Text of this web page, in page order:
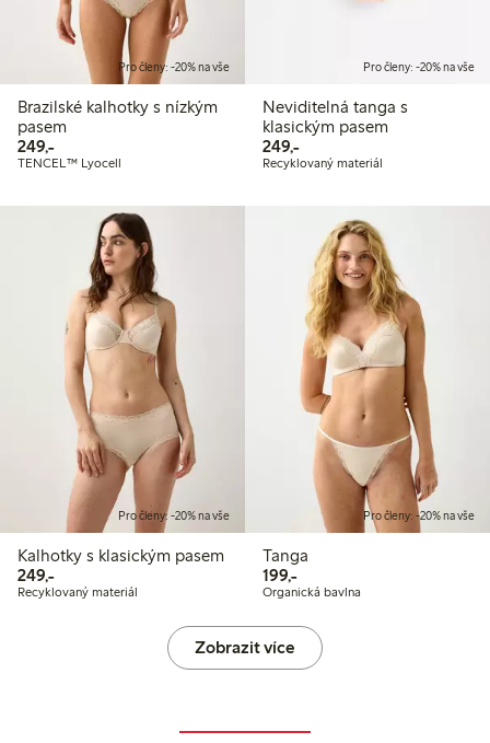
Pro členy: -20% na vše
Brazilské kalhotky s nízkým
pasem
249,-249,00 Kč
TENCEL™ Lyocell
Pro členy: -20% na vše
Neviditelná tanga s
klasickým pasem
249,-249,00 Kč
Recyklovaný materiál
Pro členy: -20% na vše
Kalhotky s klasickým pasem
249,-249,00 Kč
Recyklovaný materiál
Pro členy: -20% na vše
Tanga
199,-199,00 Kč
Organická bavlna
Zobrazit více